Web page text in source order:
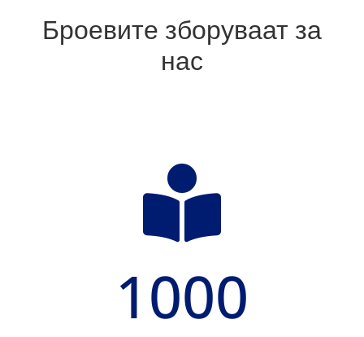
Броевите зборуваат за
нас

1000